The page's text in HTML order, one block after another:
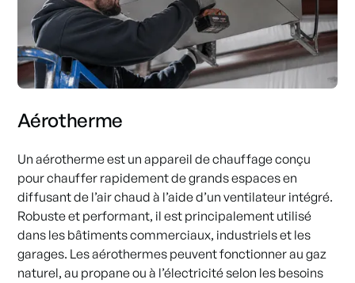
Aérotherme
Un aérotherme est un appareil de chauffage conçu
pour chauffer rapidement de grands espaces en
diffusant de l’air chaud à l’aide d’un ventilateur intégré.
Robuste et performant, il est principalement utilisé
dans les bâtiments commerciaux, industriels et les
garages. Les aérothermes peuvent fonctionner au gaz
naturel, au propane ou à l’électricité selon les besoins